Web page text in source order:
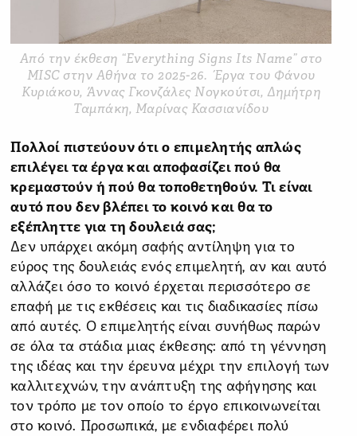
Από την έκθεση “Everything Signs Its Name” στο
MISC στην Αθήνα το 2025-26. Έργα του Φάνου
Κυριάκου, Άννας Γκονζάλες Νογκούτσι, Δημήτρη
Ταμπάκη, Μαρίνας Κασσιανίδου
Πολλοί πιστεύουν ότι ο επιμελητής απλώς
επιλέγει τα έργα και αποφασίζει πού θα
κρεμαστούν ή πού θα τοποθετηθούν. Τι είναι
αυτό που δεν βλέπει το κοινό και θα το
εξέπληττε για τη δουλειά σας;
Δεν υπάρχει ακόμη σαφής αντίληψη για το
εύρος της δουλειάς ενός επιμελητή, αν και αυτό
αλλάζει όσο το κοινό έρχεται περισσότερο σε
επαφή με τις εκθέσεις και τις διαδικασίες πίσω
από αυτές. Ο επιμελητής είναι συνήθως παρών
σε όλα τα στάδια μιας έκθεσης: από τη γέννηση
της ιδέας και την έρευνα μέχρι την επιλογή των
καλλιτεχνών, την ανάπτυξη της αφήγησης και
τον τρόπο με τον οποίο το έργο επικοινωνείται
στο κοινό. Προσωπικά, με ενδιαφέρει πολύ